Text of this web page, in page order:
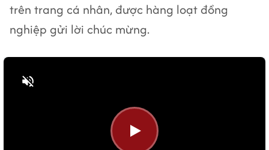
trên trang cá nhân, được hàng loạt đồng
nghiệp gửi lời chúc mừng.